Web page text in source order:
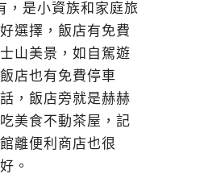
，是小資族和家庭旅
選擇，飯店有免費
山美景，如自駕遊
店也有免費停車
，飯店旁就是赫赫
美食不動茶屋，記
離便利商店也很
。